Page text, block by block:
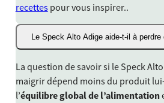
recettespour vous inspirer..
Le Speck Alto Adige aide-t-il à perdre
La question de savoir si le Speck
maigrir dépend moins du produit
l’équilibre global de l’alimentation